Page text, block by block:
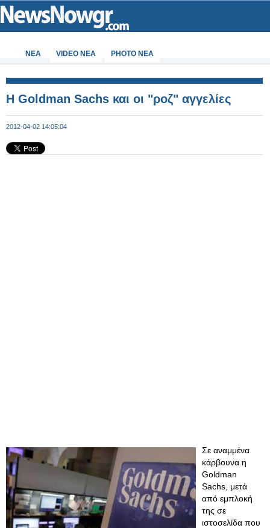
ΝΕΑ VIDEO NEA PHOTO NEA
Η Goldman Sachs και οι "ροζ" αγγελίες
2012-04-02 14:05:04
Σε αναμμένα
κάρβουνα η
Goldman
Sachs, μετά
από εμπλοκή
της σε
ιστοσελίδα που